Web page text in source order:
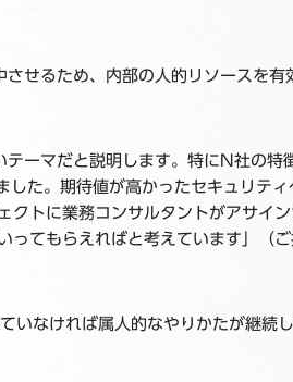
せるため、内部の人的リソースを有
ーマだと説明します。特にN社の特
た。期待値が高かったセキュリテ
トに業務コンサルタントがアサイ
てもらえればと考えています」（ご
いなければ属人的なやりかたが継続